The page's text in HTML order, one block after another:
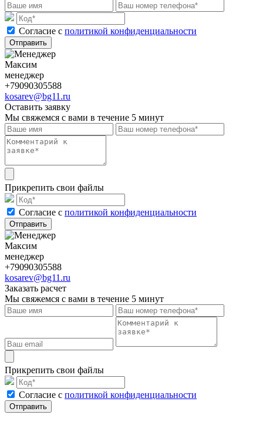
Cогласие с политикой конфиденциальности
Отправить
Максим
менеджер
+79090305588
kosarev@bg11.ru
Оставить заявку
Мы свяжемся с вами в течение 5 минут
Прикрепить свои файлы
Cогласие с политикой конфиденциальности
Отправить
Максим
менеджер
+79090305588
kosarev@bg11.ru
Заказать расчет
Мы свяжемся с вами в течение 5 минут
Прикрепить свои файлы
Cогласие с политикой конфиденциальности
Отправить